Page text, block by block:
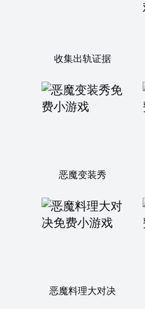
收集出轨证据
恶魔变装秀
恶魔料理大对决